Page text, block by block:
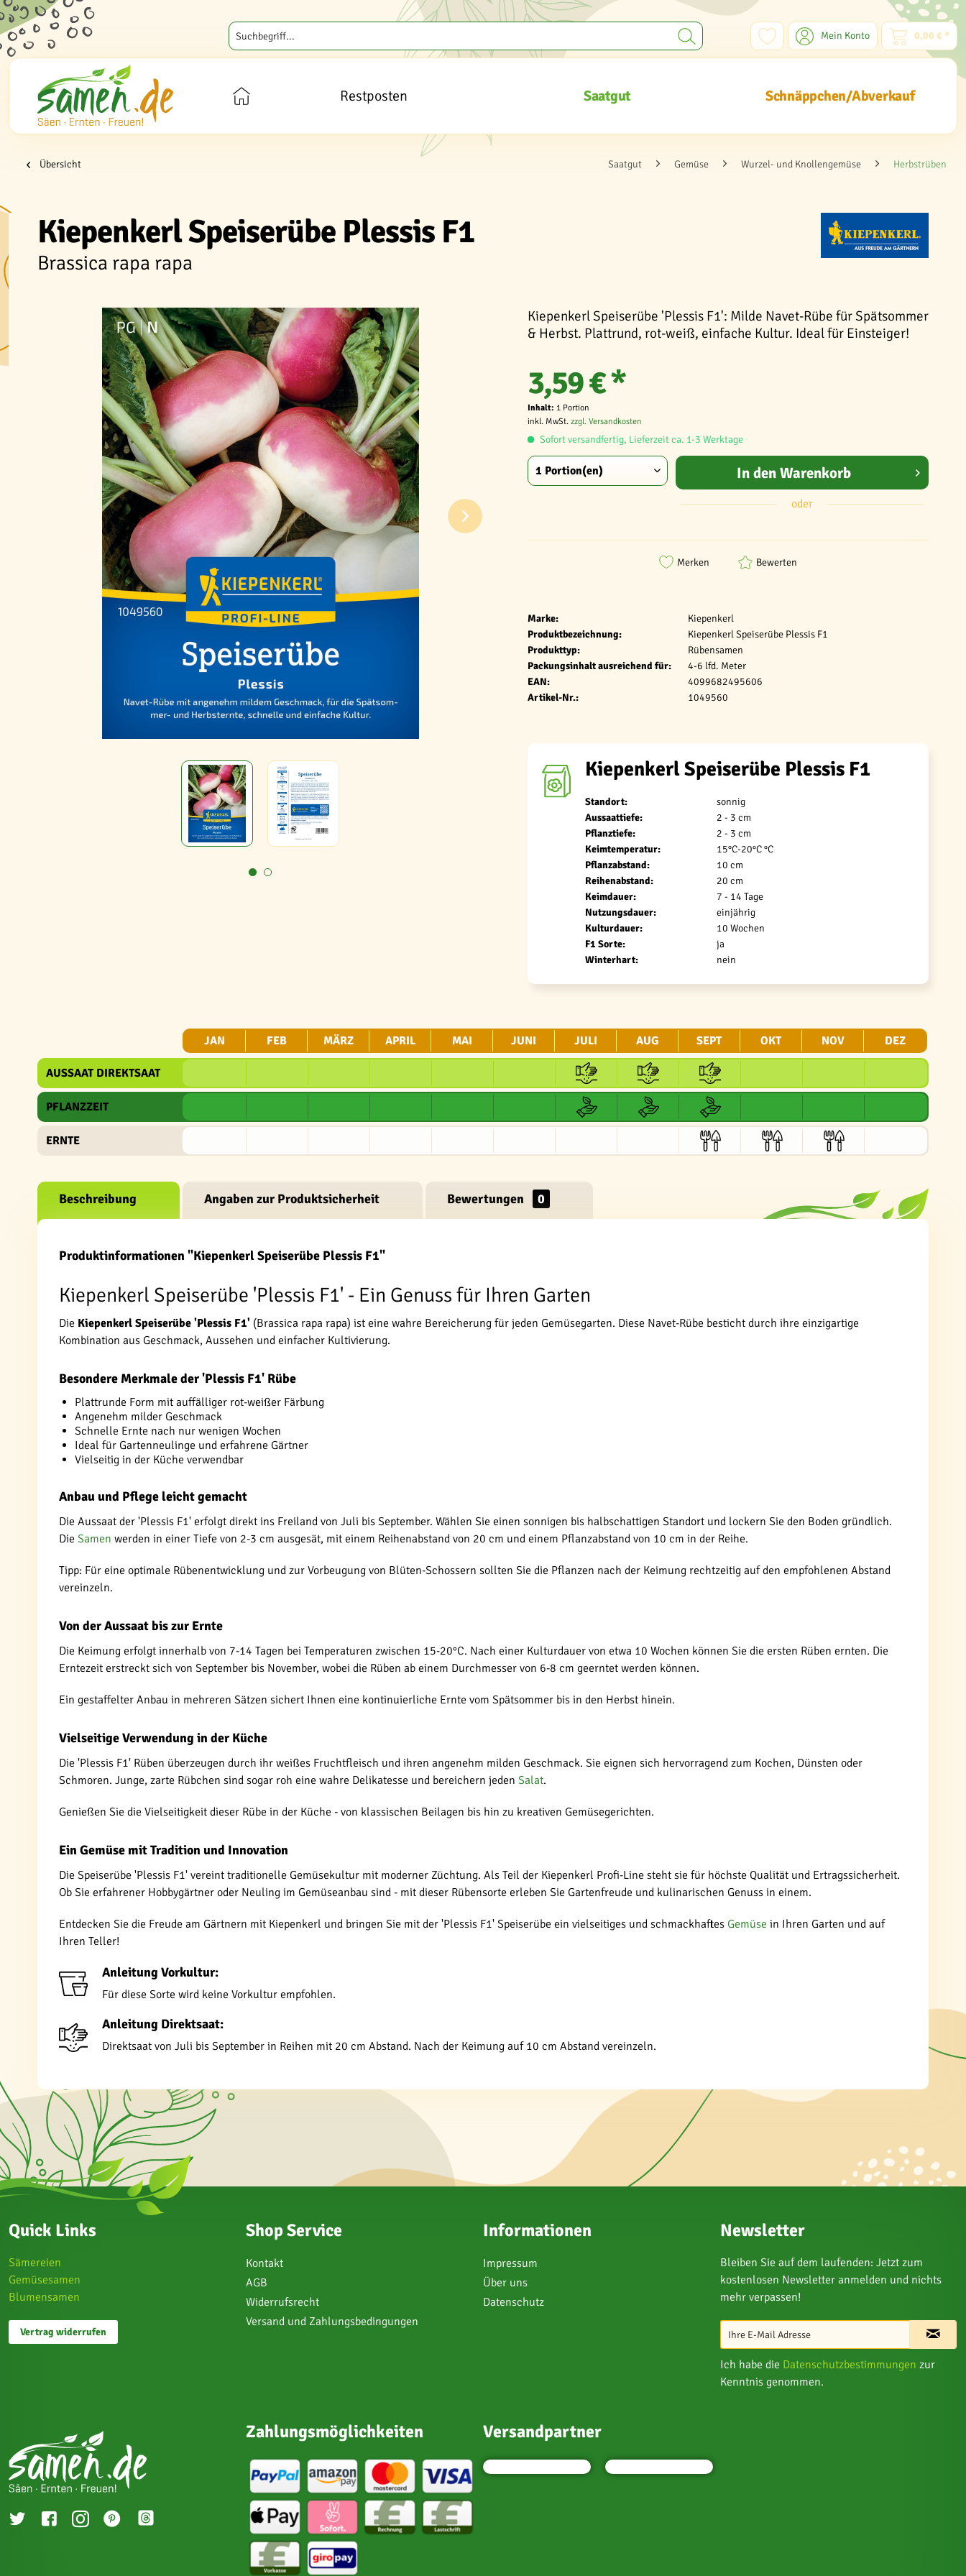
Mein Konto 0,00 € *
Restposten Saatgut Schnäppchen/Abverkauf
Übersicht Saatgut Gemüse Wurzel- und Knollengemüse Herbstrüben
Kiepenkerl Speiserübe Plessis F1
Brassica rapa rapa
Kiepenkerl Speiserübe 'Plessis F1': Milde Navet-Rübe für Spätsommer
& Herbst. Plattrund, rot-weiß, einfache Kultur. Ideal für Einsteiger!
Marke:
Kiepenkerl
Produktbezeichnung:
Kiepenkerl Speiserübe Plessis F1
Produkttyp:
Rübensamen
Packungsinhalt ausreichend für:
4-6 lfd. Meter
EAN:
4099682495606
Artikel-Nr.:
1049560
3,59 € *
Inhalt: 1 Portion
inkl. MwSt. zzgl. Versandkosten
Sofort versandfertig, Lieferzeit ca. 1-3 Werktage
In den Warenkorb
oder
Merken Bewerten
Kiepenkerl Speiserübe Plessis F1
Standort:
sonnig
Aussaattiefe:
2 - 3 cm
Pflanztiefe:
2 - 3 cm
Keimtemperatur:
15°C-20°C °C
Pflanzabstand:
10 cm
Reihenabstand:
20 cm
Keimdauer:
7 - 14 Tage
Nutzungsdauer:
einjährig
Kulturdauer:
10 Wochen
F1 Sorte:
ja
Winterhart:
nein
JAN FEB MÄRZ APRIL MAI JUNI JULI AUG SEPT OKT NOV DEZ
AUSSAAT DIREKTSAAT
PFLANZZEIT
ERNTE
Beschreibung Angaben zur Produktsicherheit Bewertungen 0
Produktinformationen "Kiepenkerl Speiserübe Plessis F1"
Kiepenkerl Speiserübe 'Plessis F1' - Ein Genuss für Ihren Garten
Die Kiepenkerl Speiserübe 'Plessis F1' (Brassica rapa rapa) ist eine wahre Bereicherung für jeden Gemüsegarten. Diese Navet-Rübe besticht durch ihre einzigartige
Kombination aus Geschmack, Aussehen und einfacher Kultivierung.
Besondere Merkmale der 'Plessis F1' Rübe
Plattrunde Form mit auffälliger rot-weißer Färbung
Angenehm milder Geschmack
Schnelle Ernte nach nur wenigen Wochen
Ideal für Gartenneulinge und erfahrene Gärtner
Vielseitig in der Küche verwendbar
Anbau und Pflege leicht gemacht
Die Aussaat der 'Plessis F1' erfolgt direkt ins Freiland von Juli bis September. Wählen Sie einen sonnigen bis halbschattigen Standort und lockern Sie den Boden gründlich.
Die Samen werden in einer Tiefe von 2-3 cm ausgesät, mit einem Reihenabstand von 20 cm und einem Pflanzabstand von 10 cm in der Reihe.
Tipp: Für eine optimale Rübenentwicklung und zur Vorbeugung von Blüten-Schossern sollten Sie die Pflanzen nach der Keimung rechtzeitig auf den empfohlenen Abstand
vereinzeln.
Von der Aussaat bis zur Ernte
Die Keimung erfolgt innerhalb von 7-14 Tagen bei Temperaturen zwischen 15-20°C. Nach einer Kulturdauer von etwa 10 Wochen können Sie die ersten Rüben ernten. Die
Erntezeit erstreckt sich von September bis November, wobei die Rüben ab einem Durchmesser von 6-8 cm geerntet werden können.
Ein gestaffelter Anbau in mehreren Sätzen sichert Ihnen eine kontinuierliche Ernte vom Spätsommer bis in den Herbst hinein.
Vielseitige Verwendung in der Küche
Die 'Plessis F1' Rüben überzeugen durch ihr weißes Fruchtfleisch und ihren angenehm milden Geschmack. Sie eignen sich hervorragend zum Kochen, Dünsten oder
Schmoren. Junge, zarte Rübchen sind sogar roh eine wahre Delikatesse und bereichern jeden Salat.
Genießen Sie die Vielseitigkeit dieser Rübe in der Küche - von klassischen Beilagen bis hin zu kreativen Gemüsegerichten.
Ein Gemüse mit Tradition und Innovation
Die Speiserübe 'Plessis F1' vereint traditionelle Gemüsekultur mit moderner Züchtung. Als Teil der Kiepenkerl Profi-Line steht sie für höchste Qualität und Ertragssicherheit.
Ob Sie erfahrener Hobbygärtner oder Neuling im Gemüseanbau sind - mit dieser Rübensorte erleben Sie Gartenfreude und kulinarischen Genuss in einem.
Entdecken Sie die Freude am Gärtnern mit Kiepenkerl und bringen Sie mit der 'Plessis F1' Speiserübe ein vielseitiges und schmackhaftes Gemüse in Ihren Garten und auf
Ihren Teller!
Anleitung Vorkultur:
Für diese Sorte wird keine Vorkultur empfohlen.
Anleitung Direktsaat:
Direktsaat von Juli bis September in Reihen mit 20 cm Abstand. Nach der Keimung auf 10 cm Abstand vereinzeln.
Quick Links
Sämereien
Gemüsesamen
Blumensamen
Vertrag widerrufen
Shop Service
Kontakt
AGB
Widerrufsrecht
Versand und Zahlungsbedingungen
Informationen
Impressum
Über uns
Datenschutz
Newsletter
Bleiben Sie auf dem laufenden: Jetzt zum
kostenlosen Newsletter anmelden und nichts
mehr verpassen!
Ich habe die Datenschutzbestimmungen zur
Kenntnis genommen.
Zahlungsmöglichkeiten Versandpartner